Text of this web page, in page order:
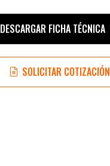
DESCARGAR FICHA TÉCNICA
SOLICITAR COTIZACIÓN